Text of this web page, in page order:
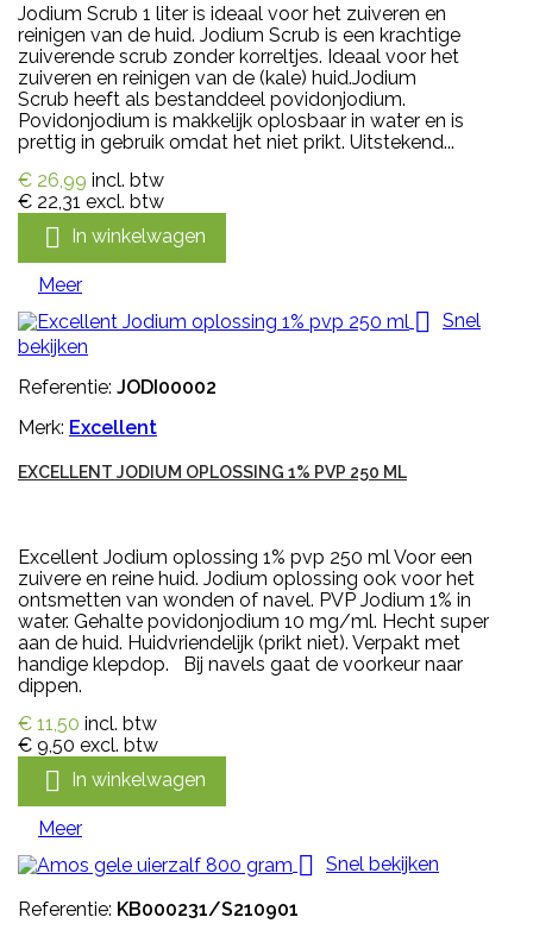
Jodium Scrub 1 liter is ideaal voor het zuiveren en
reinigen van de huid. Jodium Scrub is een krachtige
zuiverende scrub zonder korreltjes. Ideaal voor het
zuiveren en reinigen van de (kale) huid.Jodium
Scrub heeft als bestanddeel povidonjodium.
Povidonjodium is makkelijk oplosbaar in water en is
prettig in gebruik omdat het niet prikt. Uitstekend...
€ 26,99 incl. btw
€ 22,31 excl. btw
 In winkelwagen
Meer
 Snel
bekijken
Referentie: JODI00002
Merk: Excellent
EXCELLENT JODIUM OPLOSSING 1% PVP 250 ML
Excellent Jodium oplossing 1% pvp 250 ml Voor een
zuivere en reine huid. Jodium oplossing ook voor het
ontsmetten van wonden of navel. PVP Jodium 1% in
water. Gehalte povidonjodium 10 mg/ml. Hecht super
aan de huid. Huidvriendelijk (prikt niet). Verpakt met
handige klepdop. Bij navels gaat de voorkeur naar
dippen.
€ 11,50 incl. btw
€ 9,50 excl. btw
 In winkelwagen
Meer
 Snel bekijken
Referentie: KB000231/S210901